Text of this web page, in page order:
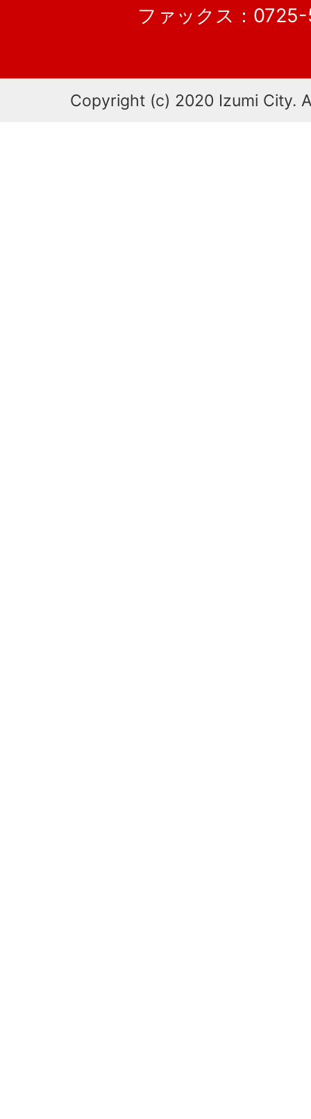
ファックス：
Copyright (c) 2020 Izumi City.